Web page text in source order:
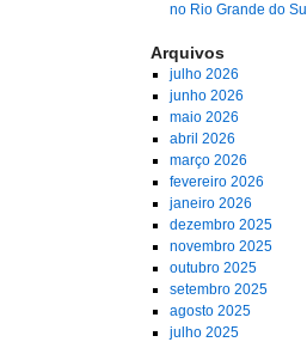
no Rio Grande do Sul
Arquivos
julho 2026
junho 2026
maio 2026
abril 2026
março 2026
fevereiro 2026
janeiro 2026
dezembro 2025
novembro 2025
outubro 2025
setembro 2025
agosto 2025
julho 2025